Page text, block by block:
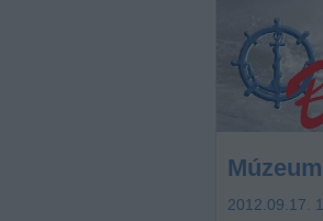
2012.09.17.